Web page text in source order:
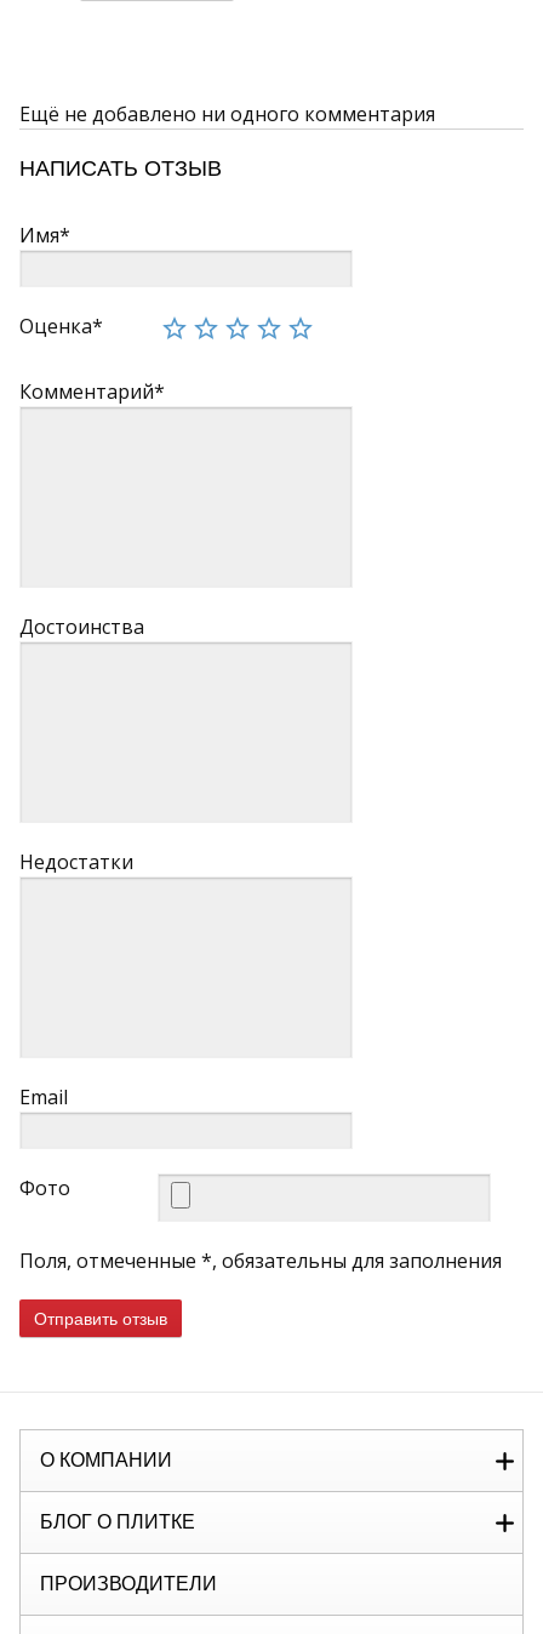
Ещё не добавлено ни одного комментария
НАПИСАТЬ ОТЗЫВ
Имя*
Оценка*
Комментарий*
Достоинства
Недостатки
Email
Фото
Поля, отмеченные *, обязательны для заполнения
Отправить отзыв
О КОМПАНИИ
БЛОГ О ПЛИТКЕ
ПРОИЗВОДИТЕЛИ